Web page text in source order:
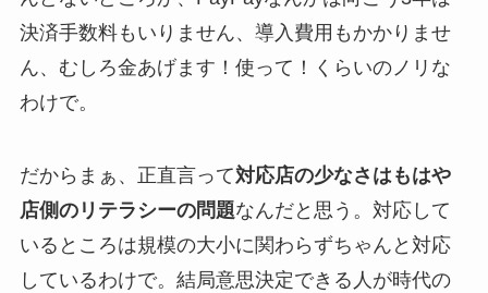
決済手数料もいりません、導入費用もかかりませ
ん、むしろ金あげます！使って！くらいのノリな
わけで。
だからまぁ、正直言って対応店の少なさはもはや
店側のリテラシーの問題なんだと思う。対応して
いるところは規模の大小に関わらずちゃんと対応
しているわけで。結局意思決定できる人が時代の